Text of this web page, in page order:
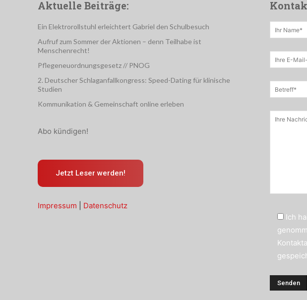
Aktuelle Beiträge:
Ein Elektrorollstuhl erleichtert Gabriel den Schulbesuch
Aufruf zum Sommer der Aktionen – denn Teilhabe ist
Menschenrecht!
Pflegeneuordnungsgesetz // PNOG
2. Deutscher Schlaganfallkongress: Speed-Dating für klinische
Studien
Kommunikation & Gemeinschaft online erleben
Abo kündigen!
Jetzt Leser werden!
Impressum Datenschutz
Ich